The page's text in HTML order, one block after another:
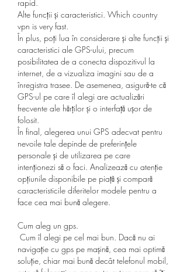
rapid.
Alte funcții și caracteristici. Which country
vpn is very fast.
În plus, poți lua în considerare și alte funcții și
caracteristici ale GPS-ului, precum
posibilitatea de a conecta dispozitivul la
internet, de a vizualiza imagini sau de a
înregistra trasee. De asemenea, asigură-te că
GPS-ul pe care îl alegi are actualizări
frecvente ale hărților și o interfață ușor de
folosit.
În final, alegerea unui GPS adecvat pentru
nevoile tale depinde de preferințele
personale și de utilizarea pe care
intenționezi să o faci. Analizează cu atenție
opțiunile disponibile pe piață și compară
caracteristicile diferitelor modele pentru a
face cea mai bună alegere.
Cum aleg un gps.
navigație cu gps pe mașină, cea mai optimă
soluție, chiar mai bună decât telefonul mobil,